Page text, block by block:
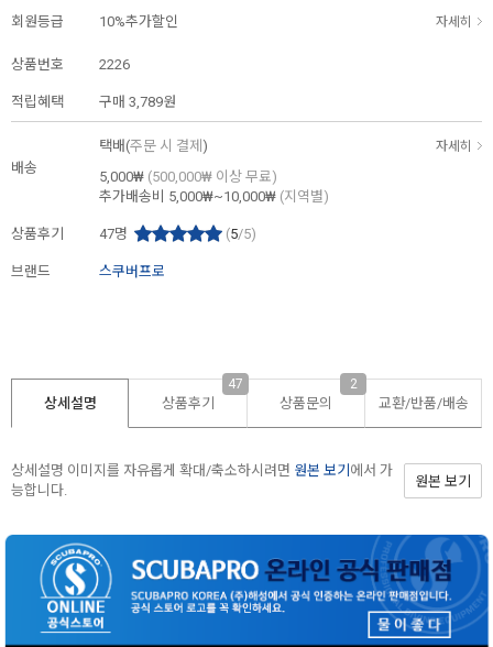
회원등급 10%추가할인 자세히
상품번호 2226
적립혜택 구매 3,789원
배송
택배(주문 시 결제 ) 자세히
5,000₩ (500,000₩ 이상 무료)
추가배송비
5,000₩~10,000₩ (지역별)
상품후기 47명 (5/5)
브랜드 스쿠버프로
상세설명 상품후기
47
상품문의
2
교환/반품/배송
상세설명 이미지를 자유롭게 확대/축소하시려면 원본 보기 에서 가
능합니다.
원본 보기